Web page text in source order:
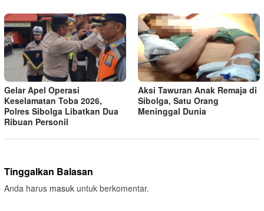
Gelar Apel Operasi
Keselamatan Toba 2026,
Polres Sibolga Libatkan Dua
Ribuan Personil
Aksi Tawuran Anak Remaja di
Sibolga, Satu Orang
Meninggal Dunia
Tinggalkan Balasan
Anda harus masuk untuk berkomentar.